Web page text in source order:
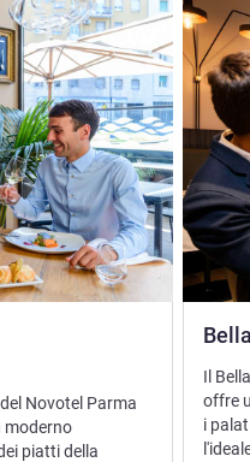
Novotel Parma
moderno
piatti della
Il
offre
i